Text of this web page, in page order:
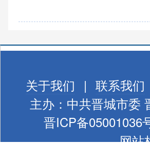
关于我们 | 联系我们
主办：中共晋城市委
晋ICP备05001036
网站